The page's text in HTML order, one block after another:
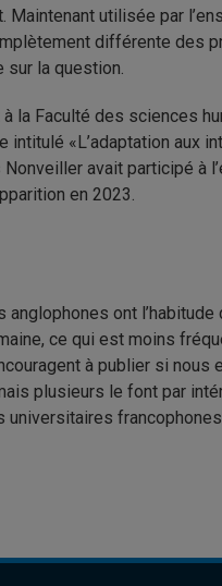
utilisée par
différente des
sur la question.
la Faculté des sciences
intitulé «L’adaptation aux
avait participé à
en 2023.
ont
ce qui est moins
à publier si nous
plusieurs le font par
francophones